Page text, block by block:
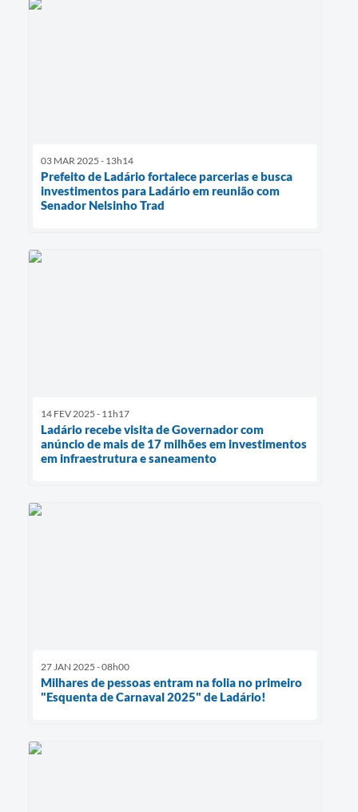
03 MAR 2025 - 13h14
Prefeito de Ladário fortalece parcerias e busca
investimentos para Ladário em reunião com
Senador Nelsinho Trad
14 FEV 2025 - 11h17
Ladário recebe visita de Governador com
anúncio de mais de 17 milhões em investimentos
em infraestrutura e saneamento
27 JAN 2025 - 08h00
Milhares de pessoas entram na folia no primeiro
"Esquenta de Carnaval 2025" de Ladário!